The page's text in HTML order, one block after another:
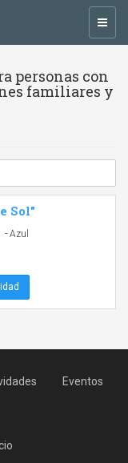
personas con
familiares y
Sol"
Azul
Eventos